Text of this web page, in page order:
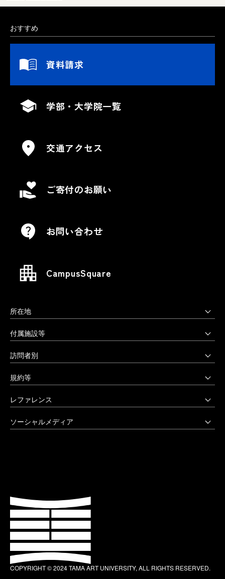
おすすめ
資料請求
学部・大学院一覧
交通アクセス
ご寄付のお願い
お問い合わせ
CampusSquare
所在地
上野毛キャンパス
〒158-8558 東京都世田谷区上野毛3-15-34
03-3702-1141（代）
八王子キャンパス
〒192-0394 東京都八王子市鑓水2-1723
付属施設等
多摩美術大学図書館
多摩美術大学美術館
アートテーク
アートアーカイヴセンター
生涯学習センター
訪問者別
受験生の方へ
受験上の配慮をご希望の方へ
在学生の方へ
卒業生の方へ
規約等
公益通報窓口
非常時の対応
激甚災害等の特別支援について
大学評価（認証評価）
教育情報の公表
レファレンス
創立90周年記念事業
卒業制作優秀作品集
ソーシャルメディア
COPYRIGHT © 2024 TAMA ART UNIVERSITY, ALL RIGHTS RESERVED.